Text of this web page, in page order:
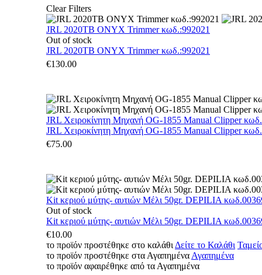
Clear Filters
JRL 2020TB ONYX Trimmer κωδ.:992021
Out of stock
JRL 2020TB ONYX Trimmer κωδ.:992021
€130.00
JRL Χειροκίνητη Μηχανή OG-1855 Manual Clipper
JRL Χειροκίνητη Μηχανή OG-1855 Manual Clipper
€75.00
Kit κεριού μύτης- αυτιών Μέλι 50gr. DEPILIA
Out of stock
Kit κεριού μύτης- αυτιών Μέλι 50gr. DEPILIA
€10.00
το προϊόν προστέθηκε στο καλάθι Δείτε το Καλάθι
το προϊόν προστέθηκε στα Αγαπημένα Αγαπημένα
το προϊόν αφαιρέθηκε από τα Αγαπημένα